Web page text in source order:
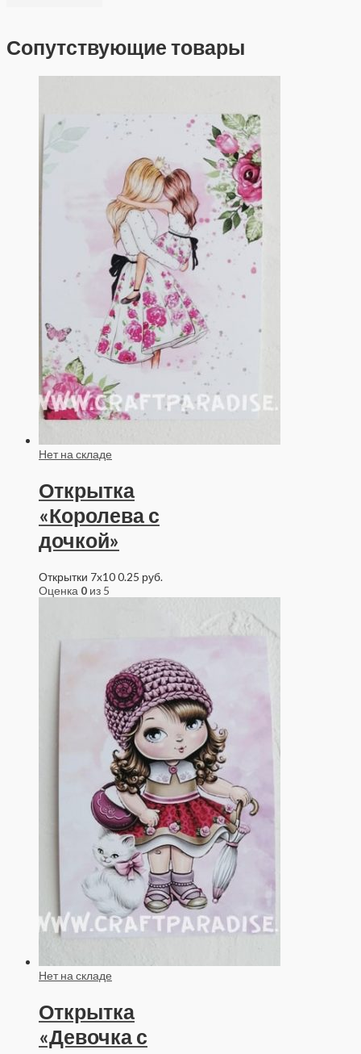
Сопутствующие товары
Нет на складе
Открытка
«Королева с
дочкой»
Открытки 7x100.25 руб.
Оценка 0 из 5
Нет на складе
Открытка
«Девочка с